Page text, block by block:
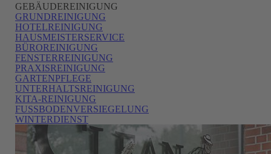
GEBÄUDEREINIGUNG
GRUNDREINIGUNG
HOTELREINIGUNG
HAUSMEISTERSERVICE
BÜROREINIGUNG
FENSTERREINIGUNG
PRAXISREINIGUNG
GARTENPFLEGE
UNTERHALTSREINIGUNG
KITA-REINIGUNG
FUSSBODENVERSIEGELUNG
WINTERDIENST